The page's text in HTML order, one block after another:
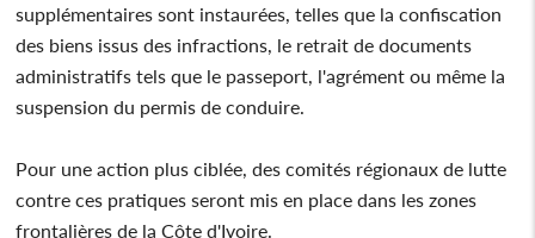
supplémentaires sont instaurées, telles que la confiscation
des biens issus des infractions, le retrait de documents
administratifs tels que le passeport, l'agrément ou même la
suspension du permis de conduire.
Pour une action plus ciblée, des comités régionaux de lutte
contre ces pratiques seront mis en place dans les zones
frontalières de la Côte d'Ivoire.